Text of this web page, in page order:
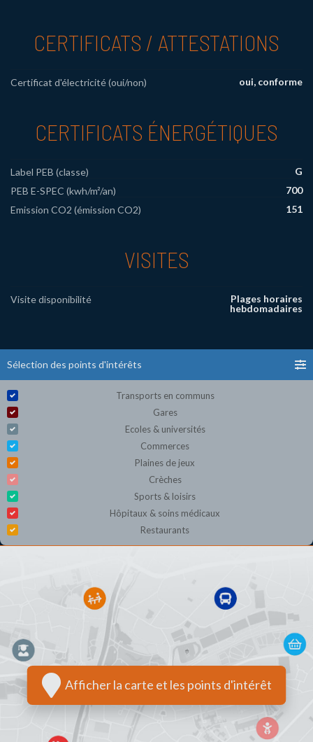
CERTIFICATS / ATTESTATIONS
Certificat d'électricité (oui/non) oui, conforme
CERTIFICATS ÉNERGÉTIQUES
Label PEB (classe)
G
PEB E-SPEC (kwh/m²/an)
700
Emission CO2 (émission CO2)
151
VISITES
Visite disponibilité
Plages horaires
hebdomadaires
Sélection des points d'intérêts
Transports en communs
Gares
Ecoles & universités
Commerces
Plaines de jeux
Crèches
Sports & loisirs
Hôpitaux & soins médicaux
Restaurants
Afficher la carte et les points d'intérêt